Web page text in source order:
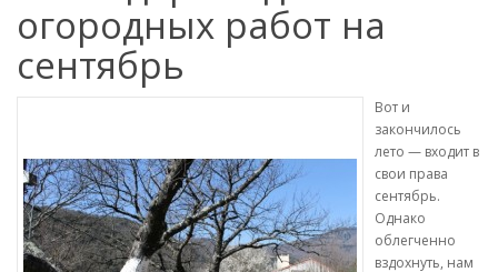
огородных работ на
сентябрь
Вот и
закончилось
лето — входит в
свои права
сентябрь.
Однако
облегченно
вздохнуть, нам